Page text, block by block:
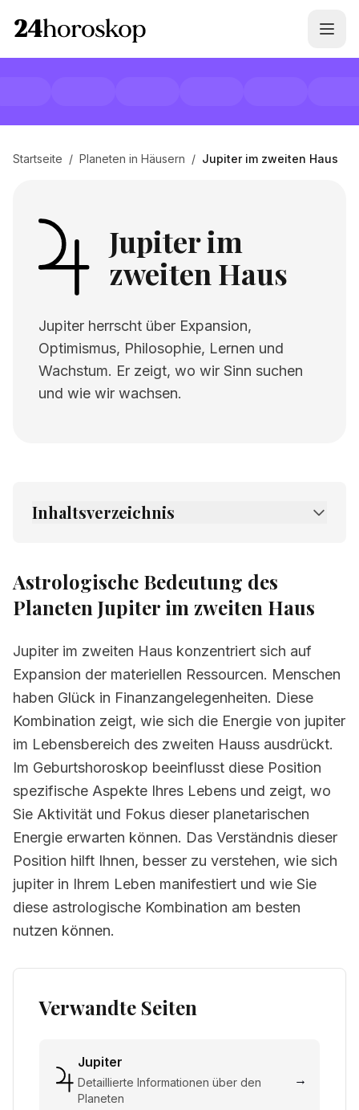
Startseite / Planeten in Häusern / Jupiter im zweiten Haus
Jupiter im
zweiten Haus
Jupiter herrscht über Expansion,
Optimismus, Philosophie, Lernen und
Wachstum. Er zeigt, wo wir Sinn suchen
und wie wir wachsen.
Inhaltsverzeichnis
2. Verwandte Seiten
Astrologische Bedeutung des
Planeten Jupiter im zweiten Haus
Jupiter im zweiten Haus konzentriert sich auf
Expansion der materiellen Ressourcen. Menschen
haben Glück in Finanzangelegenheiten. Diese
Kombination zeigt, wie sich die Energie von jupiter
im Lebensbereich des zweiten Hauss ausdrückt.
Im Geburtshoroskop beeinflusst diese Position
spezifische Aspekte Ihres Lebens und zeigt, wo
Sie Aktivität und Fokus dieser planetarischen
Energie erwarten können. Das Verständnis dieser
Position hilft Ihnen, besser zu verstehen, wie sich
jupiter in Ihrem Leben manifestiert und wie Sie
diese astrologische Kombination am besten
nutzen können.
Verwandte Seiten
Jupiter
Detaillierte Informationen über den
Planeten
→